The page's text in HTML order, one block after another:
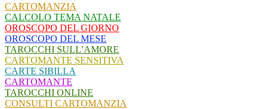
CARTOMANZIA
CALCOLO TEMA NATALE
OROSCOPO DEL GIORNO
OROSCOPO DEL MESE
TAROCCHI SULL’AMORE
CARTOMANTE SENSITIVA
CARTE SIBILLA
CARTOMANTE
TAROCCHI ONLINE
CONSULTI CARTOMANZIA